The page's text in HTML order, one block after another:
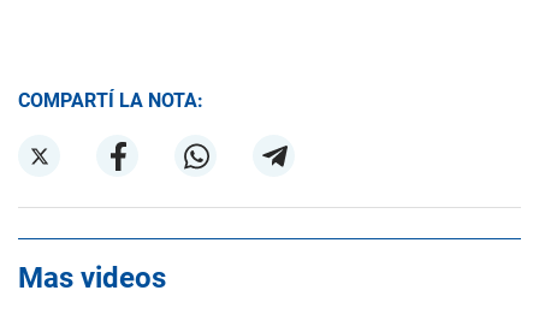
COMPARTÍ LA NOTA:
Mas videos